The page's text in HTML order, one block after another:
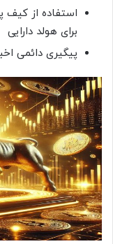
استفاده از کیف
برای هولد دارایی
پیگیری دائمی